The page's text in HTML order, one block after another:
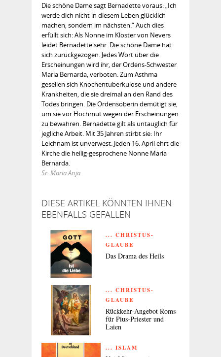
Die schöne Dame sagt Bernadette voraus: „Ich
werde dich nicht in diesem Leben glücklich
machen, sondern im nächsten.“ Auch dies
erfüllt sich: Als Nonne im Kloster von Nevers
leidet Bernadette sehr. Die schöne Dame hat
sich zurückgezogen. Jedes Wort über die
Erscheinungen wird ihr, der Ordens-Schwester
Maria Bernarda, verboten. Zum Asthma
gesellen sich Knochentuberkulose und andere
Krankheiten, die sie dreimal an den Rand des
Todes bringen. Die Ordensoberin demütigt sie,
um sie vor Hochmut wegen der Erscheinungen
zu bewahren. Bernadette gilt als untauglich für
jegliche Arbeit. Mit 35 Jahren stirbt sie: Ihr
Leichnam ist unverwest. Jeden 16. April ehrt die
Kirche die heilig-gesprochene Nonne Maria
Bernarda.
Sr. Maria Anja
DIESE ARTIKEL KÖNNTEN IHNEN
EBENFALLS GEFALLEN
... CHRISTUS-
GLAUBE
Das Drama des Heils
... CHRISTUS-
GLAUBE
Rückkehr-Angebot Roms
für Pius-Priester und
Laien
... ISLAM